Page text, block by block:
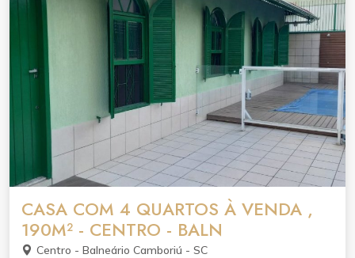
CASA COM 4 QUARTOS À VENDA ,
190M² - CENTRO - BALN
Centro - Balneário Camboriú - SC